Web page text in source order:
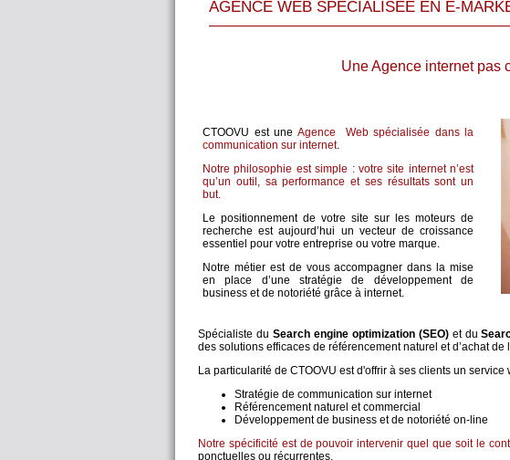
AGENCE WEB SPECIALISEE EN E-
Une Agence internet pas
CTOOVU est une Agence Web spécialisée dans la
communication sur internet.
Notre philosophie est simple : votre site internet n’est
qu’un outil, sa performance et ses résultats sont un
but.
Le positionnement de votre site sur les moteurs de
recherche est aujourd’hui un vecteur de croissance
essentiel pour votre entreprise ou votre marque.
Notre métier est de vous accompagner dans la mise
en place d’une stratégie de développement de
business et de notoriété grâce à internet.
Spécialiste du Search engine optimization (SEO)et du
des solutions efficaces de référencement naturel et d’achat de
La particularité de CTOOVU est d'offrir à ses clients un service
Stratégie de communication sur internet
Référencement naturel et commercial
Développement de business et de notoriété on-line
Notre spécificité est de pouvoir intervenir quel que soit le
ponctuelles ou récurrentes.